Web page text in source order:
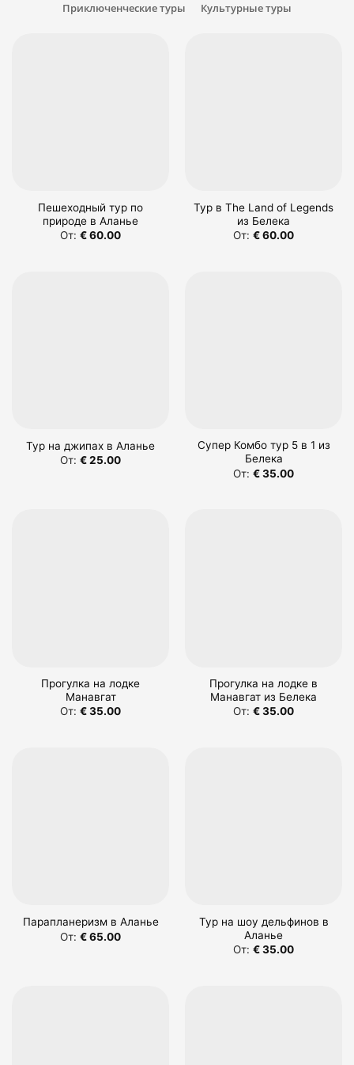
Приключенческие туры
Культурные туры
Пешеходный тур по
природе в Аланье
От: €60.00
Тур в The Land of Legends
из Белека
От: €60.00
Тур на джипах в Аланье
От: €25.00
Супер Комбо тур 5 в 1 из
Белека
От: €35.00
Прогулка на лодке
Манавгат
От: €35.00
Прогулка на лодке в
Манавгат из Белека
От: €35.00
Парапланеризм в Аланье
От: €65.00
Тур на шоу дельфинов в
Аланье
От: €35.00